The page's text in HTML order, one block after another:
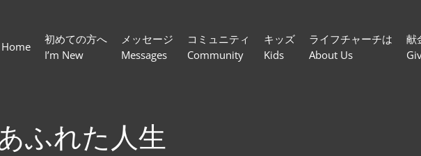
Home
初めての方へ
I’m New
メッセージ
Messages
コミュニティ
Community
キッズ
Kids
ライフチャーチは
About Us
献
ふれた人生